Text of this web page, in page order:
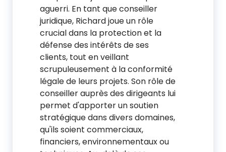
aguerri. En tant que conseiller
juridique, Richard joue un rôle
crucial dans la protection et la
défense des intérêts de ses
clients, tout en veillant
scrupuleusement à la conformité
légale de leurs projets. Son rôle de
conseiller auprès des dirigeants lui
permet d'apporter un soutien
stratégique dans divers domaines,
qu'ils soient commerciaux,
financiers, environnementaux ou